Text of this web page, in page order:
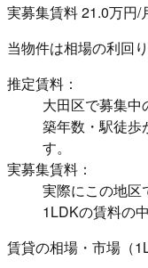
実募集賃料 21.0万円/
当物件は相場の利回
推定賃料：
大田区で募集中
築年数・駅徒歩
す。
実募集賃料：
実際にこの地区
1LDKの賃料の
賃貸の相場・市場（